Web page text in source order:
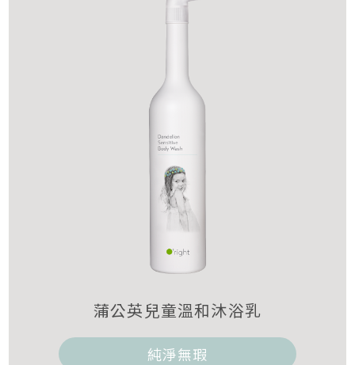
蒲公英兒童溫和沐浴乳
純淨無瑕